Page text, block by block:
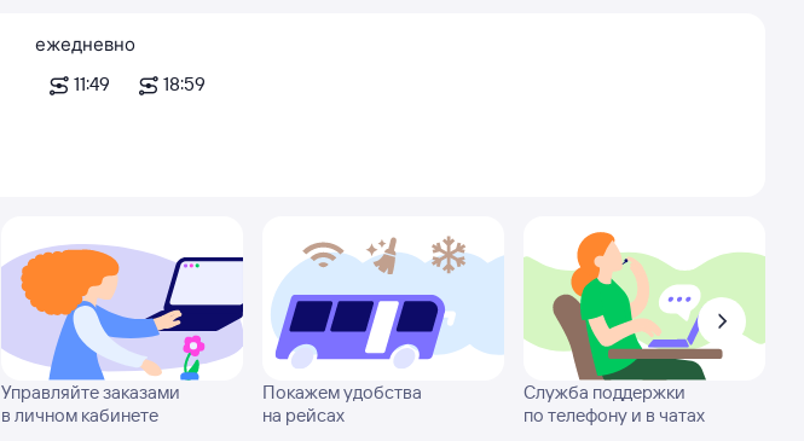
ежедневно
11:49
18:59
Управляйте заказами
в личном кабинете
Покажем удобства
на рейсах
Служба поддержки
по телефону и в чатах